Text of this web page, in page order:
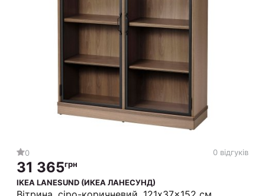
0 0 відгуків
31 365грн
IKEA LANESUND (ИКЕА ЛАНЕСУНД)